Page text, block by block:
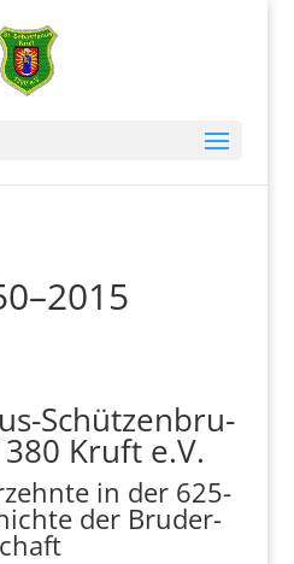
Schüt­zen­bru­
Kruft e.V.
in der 625-
der Bru­der­